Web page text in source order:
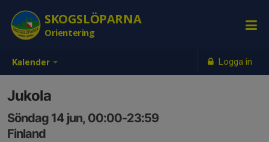
Kalender Logga in
SKOGSLÖPARNA
Orientering
Jukola
Söndag 14 jun, 00:00-23:59
Finland